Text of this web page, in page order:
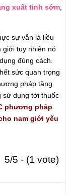
xuất tinh sớm
sự vẫn là liều
giới tuy nhiên nó
đúng cách.
sức quan trọng
pháp tăng
sử dụng tới thuốc
phương pháp
nam giới yếu
5/5 - (1 vote)